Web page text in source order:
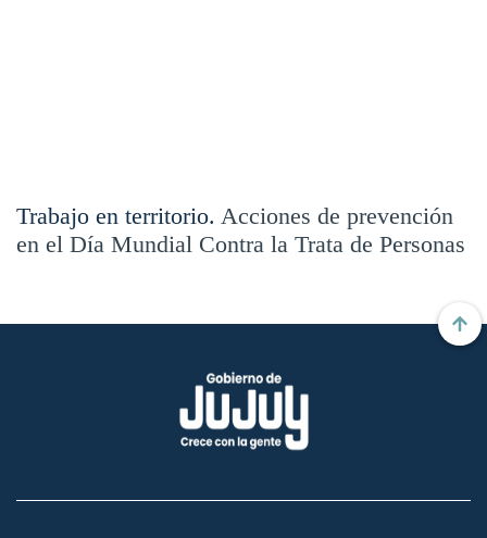
Trabajo en territorio. Acciones de prevención
en el Día Mundial Contra la Trata de Personas